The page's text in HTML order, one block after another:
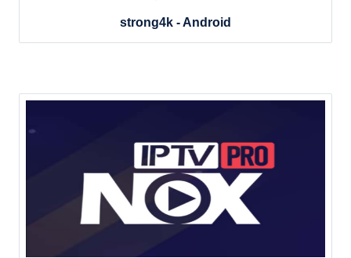
strong4k​ - Android